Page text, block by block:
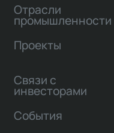
Отрасли
промышленности
Проекты
Связи с
инвесторами
События